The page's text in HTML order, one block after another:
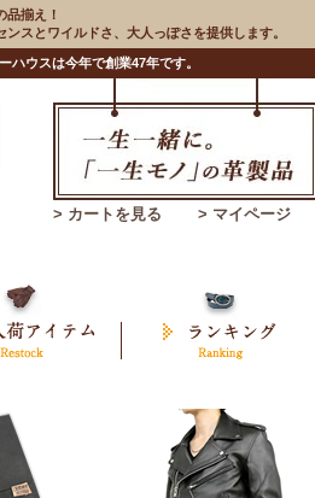
揃え！
スとワイルドさ、大人っぽさを提供します。
ハウスは今年で創業47年です。
> カートを見る > マイページ